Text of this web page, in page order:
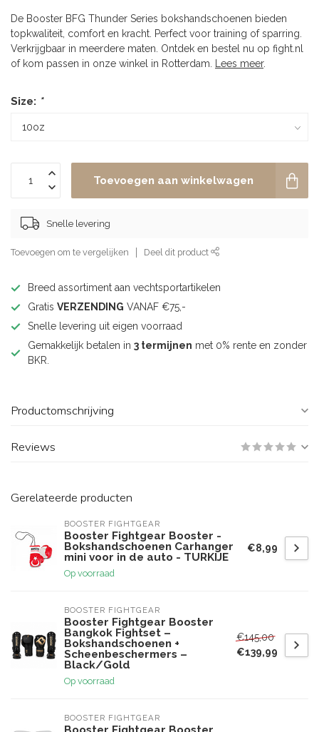
De Booster BFG Thunder Series bokshandschoenen bieden
topkwaliteit, comfort en kracht. Perfect voor training of sparring.
Verkrijgbaar in meerdere maten. Ontdek en bestel nu op fight.nl
of kom passen in onze winkel in Rotterdam.
Lees meer.
Size: *
Toevoegen aan winkelwagen
Snelle levering
Toevoegen om te vergelijken Deel dit product
Breed assortiment aan vechtsportartikelen
Gratis VERZENDING VANAF €75,-
Snelle levering uit eigen voorraad
Gemakkelijk betalen in 3 termijnen met 0% rente en zonder
BKR.
Productomschrijving
Reviews
Gerelateerde producten
BOOSTER FIGHTGEAR
Booster Fightgear Booster -
Bokshandschoenen Carhanger
mini voor in de auto - TURKIJE
Op voorraad
€8,99
BOOSTER FIGHTGEAR
Booster Fightgear Booster
Bangkok Fightset –
Bokshandschoenen +
Scheenbeschermers –
Black/Gold
Op voorraad
€145,00
€139,99
BOOSTER FIGHTGEAR